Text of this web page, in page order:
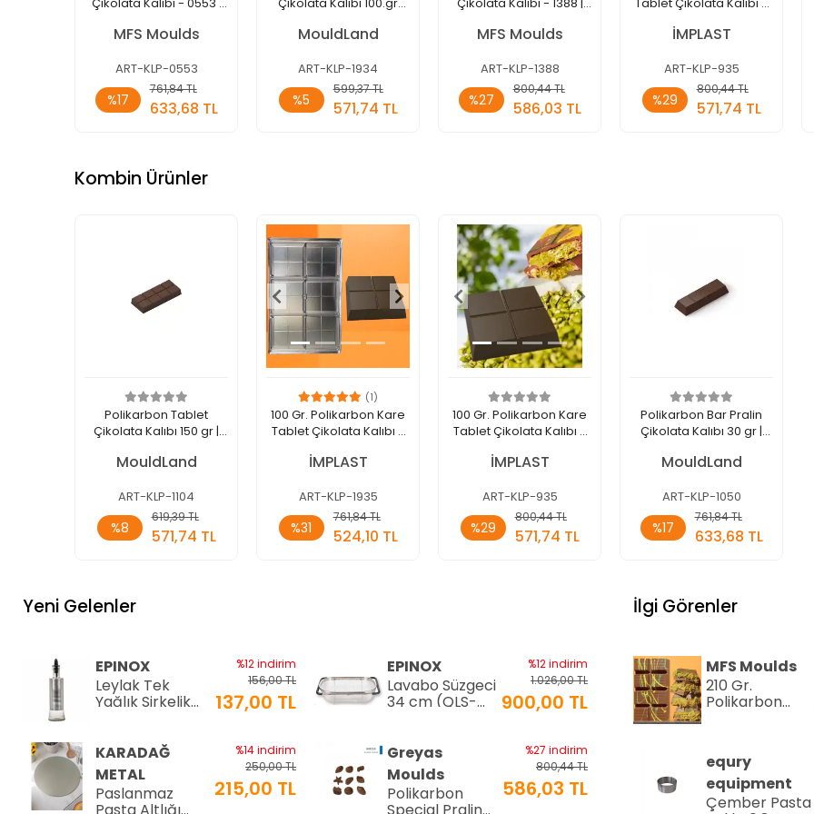
Çikolata Kalıbı - 0553 |
MFS Moulds
ART-KLP-0553
%17
761,84 TL
633,68 TL
Sepete
Çikolata Kalıbı 100.gr
Kalıbı
MouldLand
ART-KLP-1934
%5
599,37 TL
571,74 TL
Sepete
Çikolata Kalıbı - 1388 |
MFS Moulds
ART-KLP-1388
%27
800,44 TL
586,03 TL
Sepete
Tablet Çikolata Kalıbı -
Kalıbı
İMPLAST
ART-KLP-935
%29
800,44 TL
571,74 TL
Sepete
Kombin Ürünler
Polikarbon Tablet
Çikolata Kalıbı 150 gr |
MouldLand
ART-KLP-1104
%8
619,39 TL
571,74 TL
Sepete
(1)
100 Gr. Polikarbon Kare
Tablet Çikolata Kalıbı -
Kalıbı
İMPLAST
ART-KLP-1935
%31
761,84 TL
524,10 TL
Sepete
100 Gr. Polikarbon Kare
Tablet Çikolata Kalıbı -
Kalıbı
İMPLAST
ART-KLP-935
%29
800,44 TL
571,74 TL
Sepete
Polikarbon Bar Pralin
Çikolata Kalıbı 30 gr |
MouldLand
ART-KLP-1050
%17
761,84 TL
633,68 TL
Sepete
Yeni Gelenler
EPINOX
Leylak Tek
Yağlık Sirkelik
%12 indirim
156,00 TL
137,00 TL
EPINOX
Lavabo Süzgeci
34 cm (QLS-
%12 indirim
1.026,00 TL
900,00 TL
KARADAĞ
METAL
Paslanmaz
%14 indirim
250,00 TL
215,00 TL
Greyas
Moulds
Polikarbon
%27 indirim
800,44 TL
586,03 TL
İlgi Görenler
MFS Moulds
210 Gr.
Polikarbon
Kalıbı
equry
equipment
Çember Pasta